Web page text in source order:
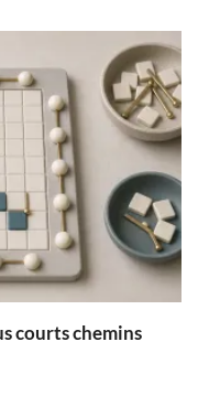
courts chemins